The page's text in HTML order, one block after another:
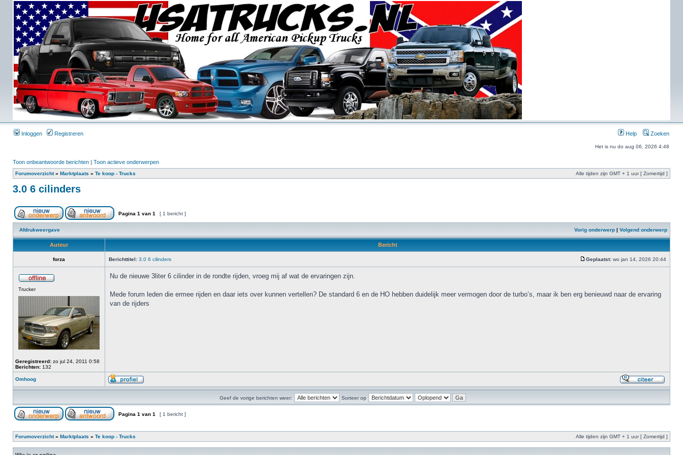
Inloggen Registreren Help Zoeken
Het is nu do aug 06, 2026 4:48
Toon onbeantwoorde berichten | Toon actieve onderwerpen
Forumoverzicht» Marktplaats » Te koop - Trucks Alle tijden zijn GMT + 1 uur [ Zomertijd ]
3.0 6 cilinders
Pagina 1 van 1 [ 1 bericht ]
Afdrukweergave Vorig onderwerp | Volgend onderwerp
Auteur Bericht
forza Berichttitel: 3.0 6 cilinders Geplaatst: wo jan 14, 2026 20:44
Trucker
Geregistreerd: zo jul 24, 2011 0:58
Berichten: 132
Nu de nieuwe 3liter 6 cilinder in de rondte rijden, vroeg mij af wat de ervaringen zijn.
Mede forum leden die ermee rijden en daar iets over kunnen vertellen? De standard 6 en de HO hebben duidelijk meer vermogen door de turbo’s, maar ik ben erg benieuwd naar de ervaring
van de rijders
Omhoog
Geef de vorige berichten weer: Sorteer op
Pagina 1 van 1 [ 1 bericht ]
Forumoverzicht» Marktplaats » Te koop - Trucks Alle tijden zijn GMT + 1 uur [ Zomertijd ]